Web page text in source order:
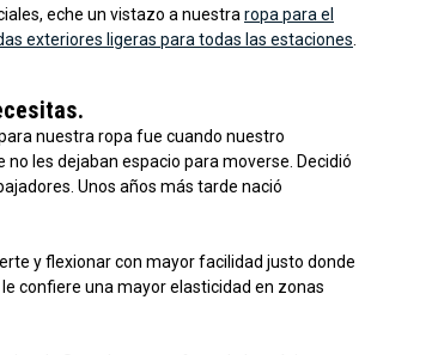
eche un vistazo a nuestra ropa para el
exteriores ligeras para todas las estaciones
nuestra ropa fue cuando nuestro
les dejaban espacio para moverse. Decidió
Unos años más tarde nació
y flexionar con mayor facilidad justo donde
confiere una mayor elasticidad en zonas